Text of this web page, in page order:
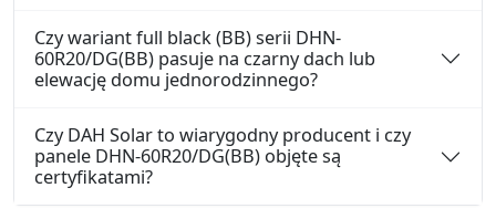
Czy wariant full black (BB) serii DHN-
60R20/DG(BB) pasuje na czarny dach lub
elewację domu jednorodzinnego?
Czy DAH Solar to wiarygodny producent i czy
panele DHN-60R20/DG(BB) objęte są
certyfikatami?